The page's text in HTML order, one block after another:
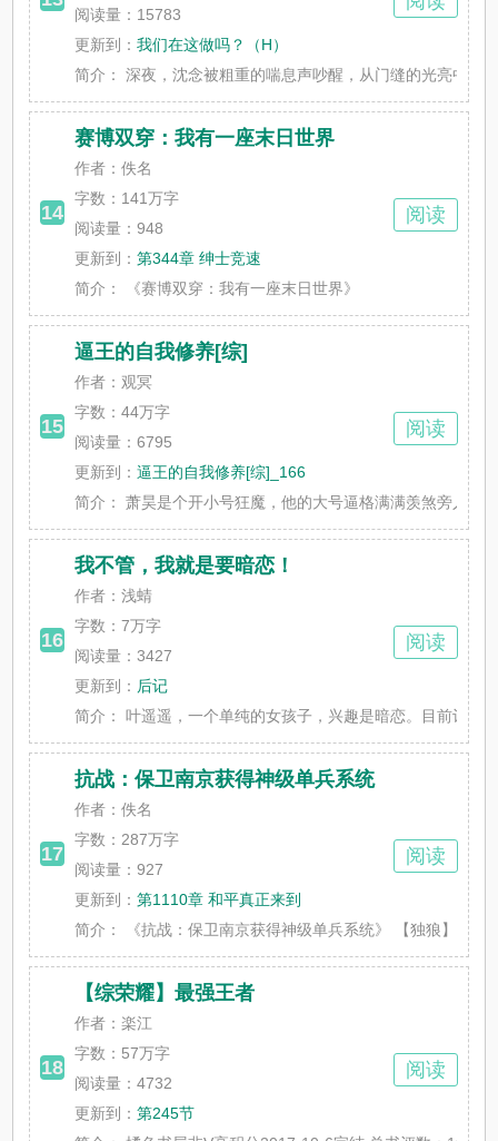
阅读量：15783
更新到：我们在这做吗？（H）
简介：
深夜，沈念被粗重的喘息声吵醒，从门缝的光亮中看
14
赛博双穿：我有一座末日世界
作者：佚名
字数： 141万字
阅读量：948
更新到：第344章 绅士竞速
简介：
《赛博双穿：我有一座末日世界》
阅读
15
逼王的自我修养[综]
作者：观冥
字数：44万字
阅读量：6795
更新到：逼王的自我修养[综]_166
简介：
萧昊是个开小号狂魔，他的大号逼格满满羡煞旁人，
阅读
16
我不管，我就是要暗恋！
作者：浅蜻
字数：7万字
阅读量：3427
更新到： 后记
简介：
叶遥遥，一个单纯的女孩子，兴趣是暗恋。目前记录
阅读
17
抗战：保卫南京获得神级单兵系统
作者：佚名
字数： 287万字
阅读量：927
更新到：第1110章 和平真正来到
简介：
《抗战：保卫南京获得神级单兵系统》 【独狼】+【
阅读
18
【综荣耀】最强王者
作者：楽江
字数： 57万字
阅读量：4732
更新到：第245节
阅读